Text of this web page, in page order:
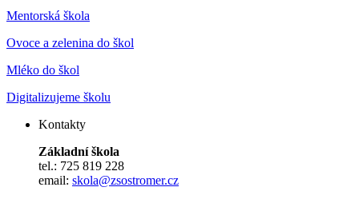
Mentorská škola
Ovoce a zelenina do škol
Mléko do škol
Digitalizujeme školu
Kontakty
Základní škola
tel.: 725 819 228
email: skola@zsostromer.cz